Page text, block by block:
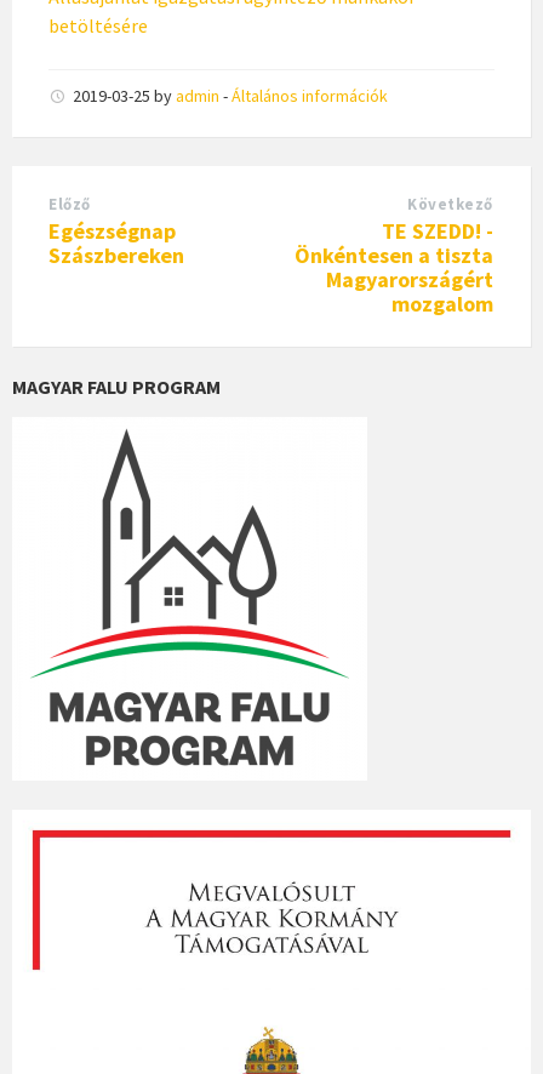
betöltésére
2019-03-25 byadmin -Általános információk
Előző
Egészségnap
Szászbereken
Következő
TE SZEDD! -
Önkéntesen a tiszta
Magyarországért
mozgalom
MAGYAR FALU PROGRAM